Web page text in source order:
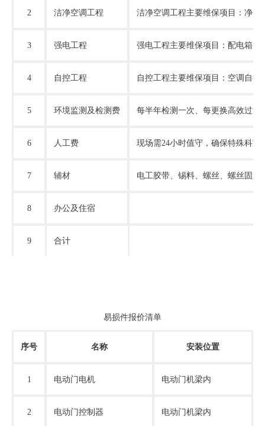
2 洁净空调工程 洁净空调工程主要维保项目：净
3 强电工程 强电工程主要维保项目：配电箱
4 自控工程 自控工程主要维保项目：空调自
5 环境监测及检测费 每半年检测一次、每更换高效过
6 人工费 现场需24小时值守，确保特殊科室
7 辅材 电工胶带、锡料、螺丝、螺丝固定
8 办公及住宿
9 合计
易损件报价清单
序号 名称 安装位置
1 电动门电机 电动门机梁内
2 电动门控制器 电动门机梁内